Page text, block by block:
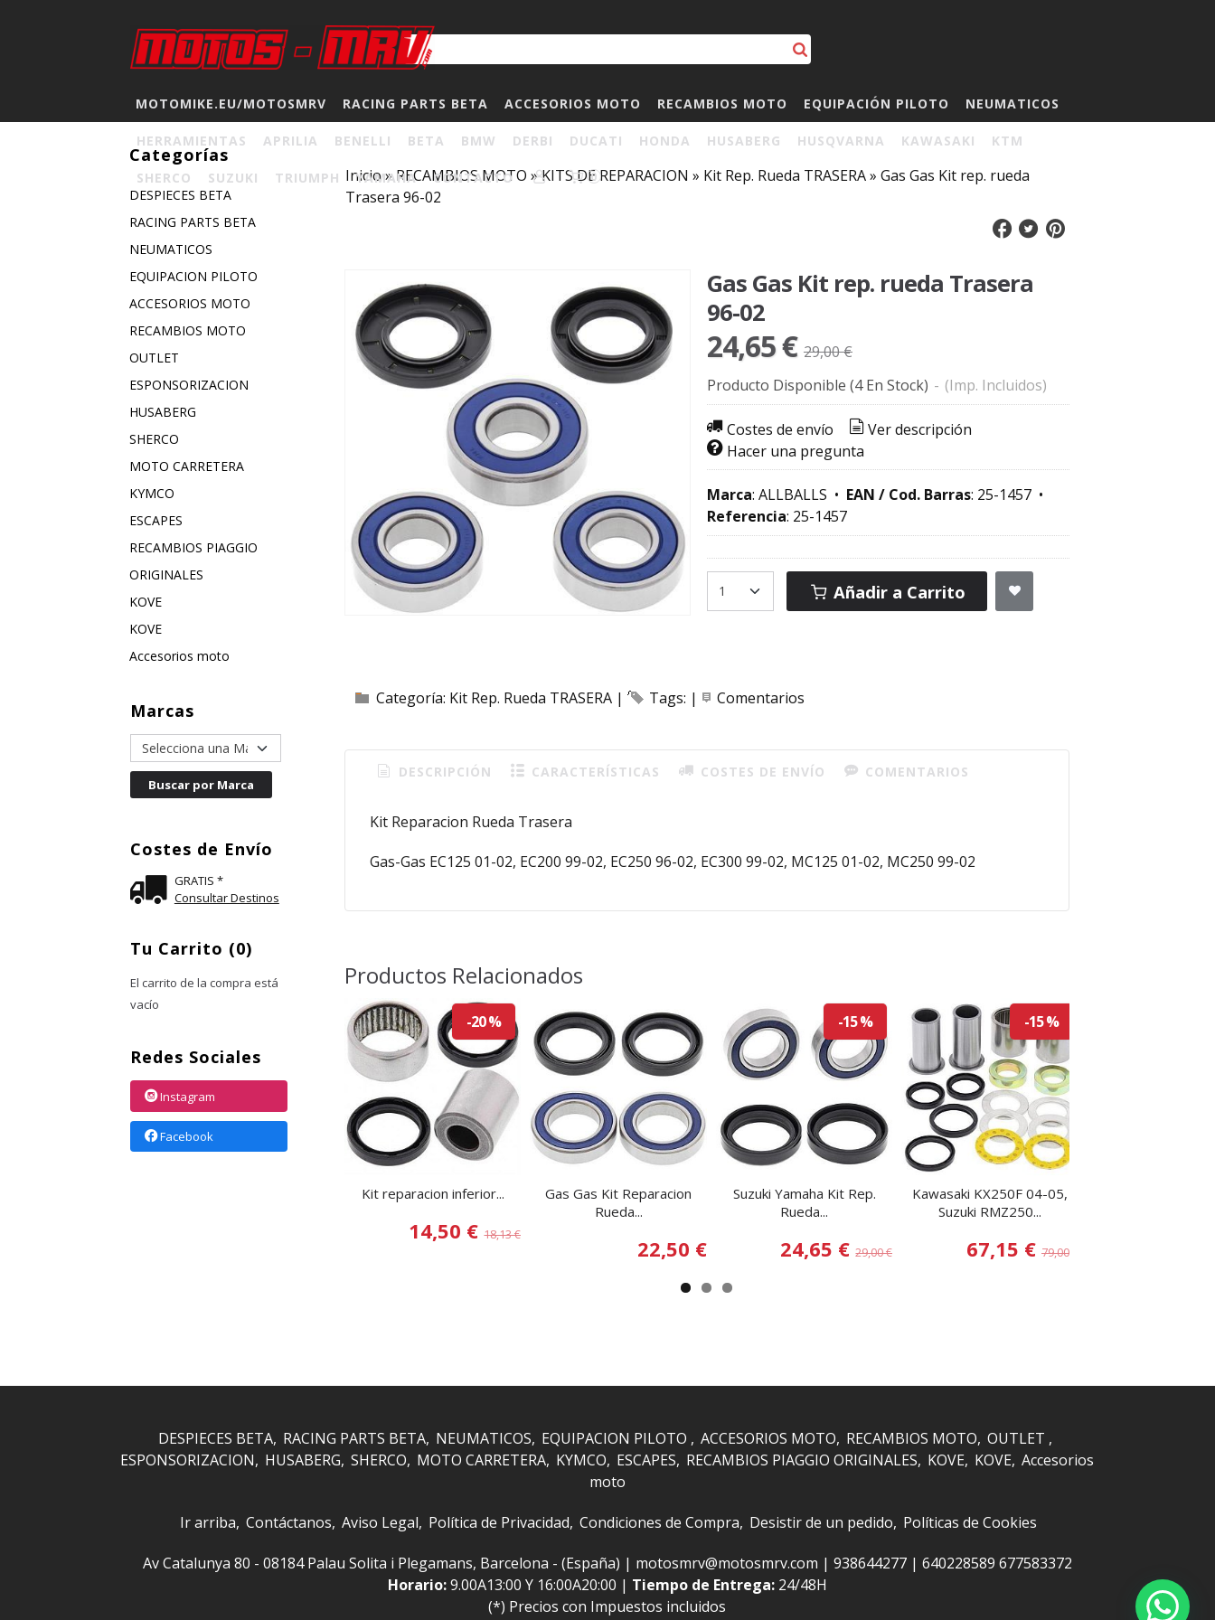
MOTOMIKE.EU/MOTOSMRV RACING PARTS BETA ACCESORIOS MOTO RECAMBIOS MOTO EQUIPACIÓN PILOTO NEUMATICOS
HERRAMIENTAS APRILIA BENELLI BETA BMW DERBI DUCATI HONDA HUSABERG HUSQVARNA KAWASAKI KTM
SHERCO SUZUKI TRIUMPH YAMAHA CONTACTO 0
Categorías
DESPIECES BETA
RACING PARTS BETA
NEUMATICOS
EQUIPACION PILOTO
ACCESORIOS MOTO
RECAMBIOS MOTO
OUTLET
ESPONSORIZACION
HUSABERG
SHERCO
MOTO CARRETERA
KYMCO
ESCAPES
RECAMBIOS PIAGGIO
ORIGINALES
KOVE
KOVE
Accesorios moto
Marcas
Costes de Envío
GRATIS *
Consultar Destinos
Tu Carrito (0)
El carrito de la compra está
vacío
Redes Sociales
Instagram
Facebook
Inicio»RECAMBIOS MOTO »KITS DE REPARACION » Kit Rep. Rueda TRASERA» Gas Gas Kit rep. rueda
Trasera 96-02
Gas Gas Kit rep. rueda Trasera
96-02
24,65 € 29,00 €
Producto Disponible (4 En Stock) - (Imp. Incluidos)
Costes de envío
Ver descripción
Hacer una pregunta
Marca: ALLBALLS • EAN / Cod. Barras: 25-1457•
Referencia: 25-1457
Añadir a Carrito
Categoría: Kit Rep. Rueda TRASERA| Tags: | Comentarios
DESCRIPCIÓN CARACTERÍSTICAS COSTES DE ENVÍO COMENTARIOS
Kit Reparacion Rueda Trasera
Gas-Gas EC125 01-02, EC200 99-02, EC250 96-02, EC300 99-02, MC125 01-02, MC250 99-02
Productos Relacionados
-20 %
Kit reparacion inferior...
14,50 €18,13 €
Gas Gas Kit Reparacion
Rueda...
22,50 €
-15 %
Suzuki Yamaha Kit Rep.
Rueda...
24,65 €29,00 €
-15 %
Kawasaki KX250F 04-05,
Suzuki RMZ250...
67,15 € 79,00 €
DESPIECES BETA RACING PARTS BETA NEUMATICOS EQUIPACION PILOTO ACCESORIOS MOTO RECAMBIOS MOTO OUTLET
ESPONSORIZACION
HUSABERG SHERCO MOTO CARRETERA KYMCO ESCAPES RECAMBIOS PIAGGIO ORIGINALES KOVE KOVE Accesorios
moto
Ir arriba Contáctanos Aviso Legal Política de Privacidad Condiciones de Compra Desistir de un pedido Políticas de Cookies
Av Catalunya 80 - 08184 Palau Solita i Plegamans, Barcelona - (España) | motosmrv@motosmrv.com | 938644277| 640228589 677583372
Horario:9.00A13:00 Y 16:00A20:00 | Tiempo de Entrega: 24/48H
(*) Precios con Impuestos incluidos